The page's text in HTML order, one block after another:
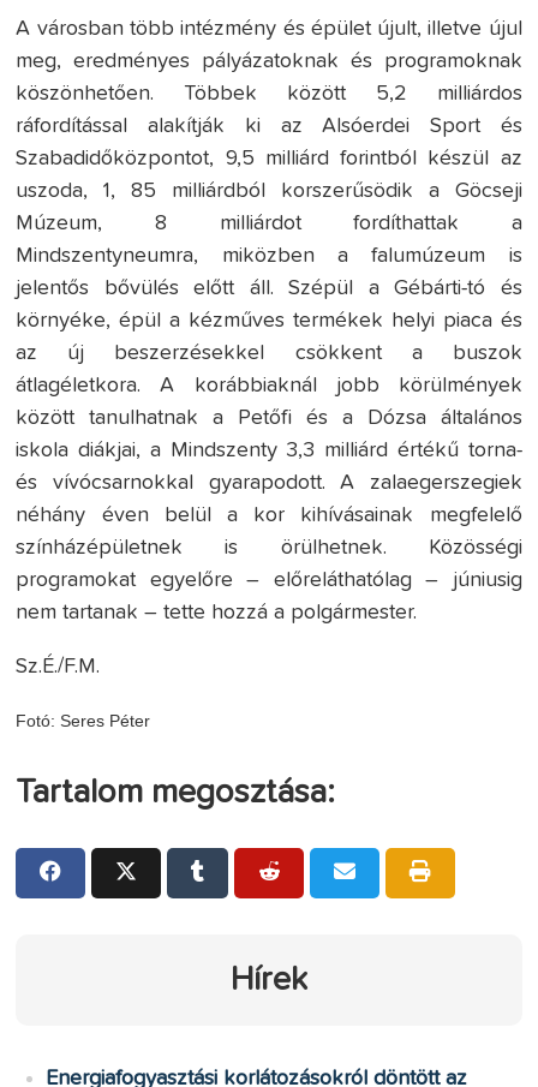
A városban több intézmény és épület újult, illetve újul
meg, eredményes pályázatoknak és programoknak
köszönhetően. Többek között 5,2 milliárdos
ráfordítással alakítják ki az Alsóerdei Sport és
Szabadidőközpontot, 9,5 milliárd forintból készül az
uszoda, 1, 85 milliárdból korszerűsödik a Göcseji
Múzeum, 8 milliárdot fordíthattak a
Mindszentyneumra, miközben a falumúzeum is
jelentős bővülés előtt áll. Szépül a Gébárti-tó és
környéke, épül a kézműves termékek helyi piaca és
az új beszerzésekkel csökkent a buszok
átlagéletkora. A korábbiaknál jobb körülmények
között tanulhatnak a Petőfi és a Dózsa általános
iskola diákjai, a Mindszenty 3,3 milliárd értékű torna-
és vívócsarnokkal gyarapodott. A zalaegerszegiek
néhány éven belül a kor kihívásainak megfelelő
színházépületnek is örülhetnek. Közösségi
programokat egyelőre – előreláthatólag – júniusig
nem tartanak – tette hozzá a polgármester.
Sz.É./F.M.
Fotó: Seres Péter
Tartalom megosztása:
Hírek
Energiafogyasztási korlátozásokról döntött az